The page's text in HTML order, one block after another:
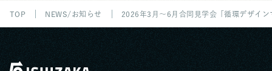
TOP NEWS/お知らせ 2026年3月～6月合同見学会「循環デザイ